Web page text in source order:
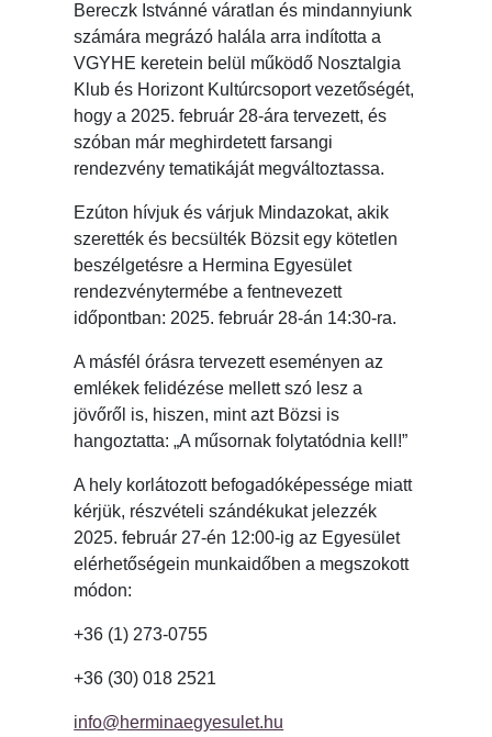
Bereczk Istvánné váratlan és mindannyiunk
számára megrázó halála arra indította a
VGYHE keretein belül működő Nosztalgia
Klub és Horizont Kultúrcsoport vezetőségét,
hogy a 2025. február 28-ára tervezett, és
szóban már meghirdetett farsangi
rendezvény tematikáját megváltoztassa.
Ezúton hívjuk és várjuk Mindazokat, akik
szerették és becsülték Bözsit egy kötetlen
beszélgetésre a Hermina Egyesület
rendezvénytermébe a fentnevezett
időpontban: 2025. február 28-án 14:30-ra.
A másfél órásra tervezett eseményen az
emlékek felidézése mellett szó lesz a
jövőről is, hiszen, mint azt Bözsi is
hangoztatta: „A műsornak folytatódnia kell!”
A hely korlátozott befogadóképessége miatt
kérjük, részvételi szándékukat jelezzék
2025. február 27-én 12:00-ig az Egyesület
elérhetőségein munkaidőben a megszokott
módon:
+36 (1) 273-0755
+36 (30) 018 2521
info@herminaegyesulet.hu